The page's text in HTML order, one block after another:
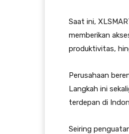
Saat ini,
memberikan
produktivitas,
Perusahaan
Langkah ini
terdepan di
Seiring